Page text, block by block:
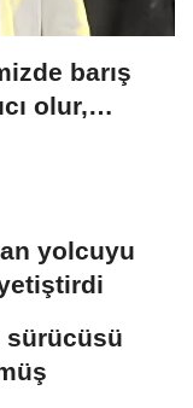
barış
olur,
yolcuyu
sürücüsü